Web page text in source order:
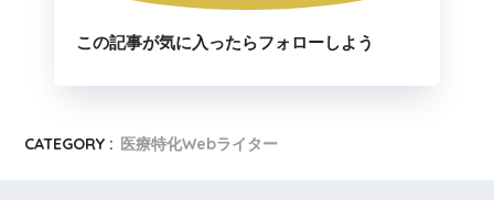
この記事が気に入ったらフォローしよう
CATEGORY : 医療特化Webライター